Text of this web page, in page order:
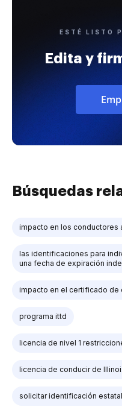
ESTÉ LISTO
Edita y
Búsquedas
impacto en los
las identificaciones para
una fecha de expiración
impacto en el certificado
programa ittd
licencia de nivel 1
licencia de conducir de
solicitar identificación